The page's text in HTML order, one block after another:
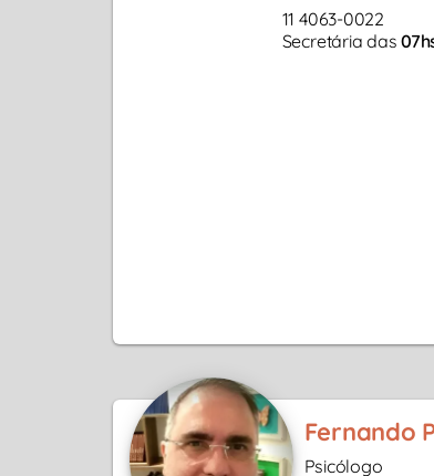
11 4063-0022
Secretária das
Fernando
Psicólogo